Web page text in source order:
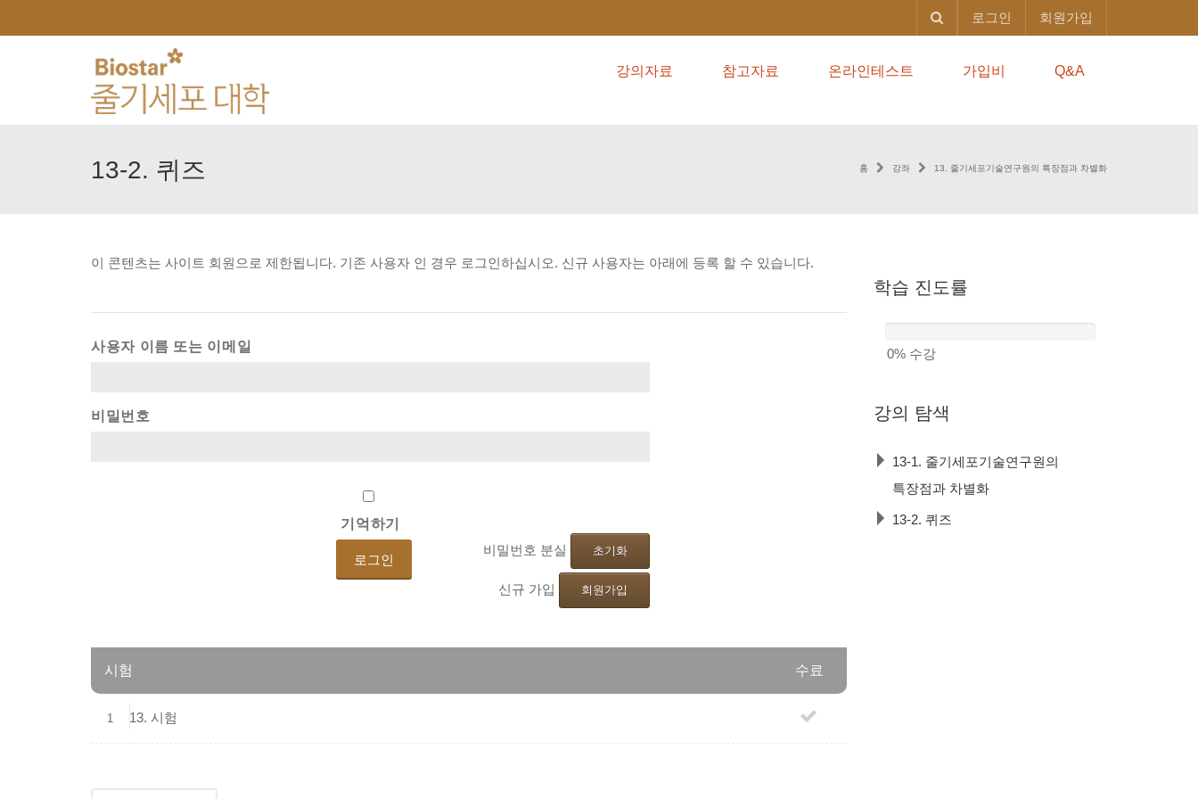
로그인 회원가입
강의자료 참고자료 온라인테스트 가입비 Q&A
13-2. 퀴즈 홈 강좌 13. 줄기세포기술연구원의 특장점과 차별화
이 콘텐츠는 사이트 회원으로 제한됩니다. 기존 사용자 인 경우 로그인하십시오. 신규 사용자는 아래에 등록 할 수 있습니다.
사용자 이름 또는 이메일
비밀번호
기억하기
비밀번호 분실 초기화
신규 가입 회원가입
시험 수료
1 13. 시험
학습 진도률
0% 수강
강의 탐색
13-1. 줄기세포기술연구원의
특장점과 차별화
13-2. 퀴즈